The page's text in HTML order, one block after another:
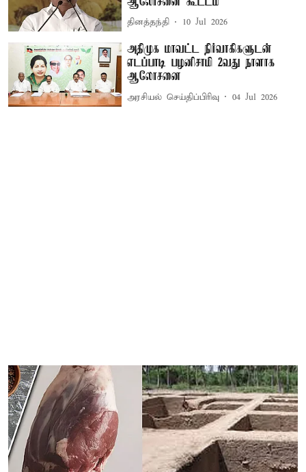
தினத்தந்தி 10 Jul 2026
அதிமுக மாவட்ட நிர்வாகிகளுடன்
எடப்பாடி பழனிசாமி 2வது நாளாக
ஆலோசனை
அரசியல் செய்திப்பிரிவு 04 Jul 2026